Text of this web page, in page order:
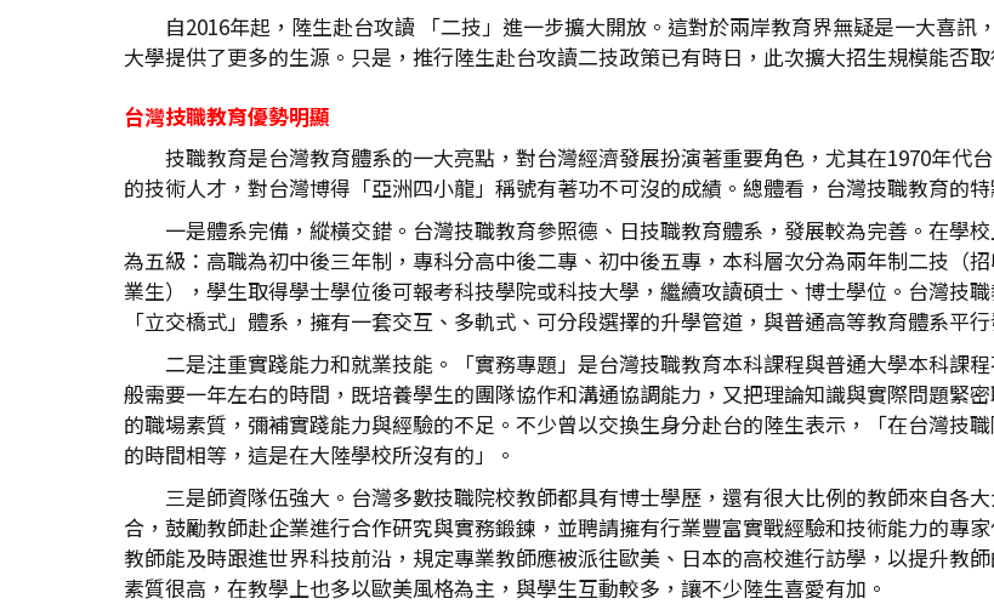
自2016年起，陸生赴台攻讀 「二技」進一步擴大開放。這對於兩岸教育界無疑是一大喜
大學提供了更多的生源。只是，推行陸生赴台攻讀二技政策已有時日，此次擴大招生規模能否
台灣技職教育優勢明顯
技職教育是台灣教育體系的一大亮點，對台灣經濟發展扮演著重要角色，尤其在1970年代
的技術人才，對台灣博得「亞洲四小龍」稱號有著功不可沒的成績。總體看，台灣技職教育的特
一是體系完備，縱橫交錯。台灣技職教育參照德、日技職教育體系，發展較為完善。在學
為五級：高職為初中後三年制，專科分高中後二專、初中後五專，本科層次分為兩年制二技（
業生），學生取得學士學位後可報考科技學院或科技大學，繼續攻讀碩士、博士學位。台灣技
「立交橋式」體系，擁有一套交互、多軌式、可分段選擇的升學管道，與普通高等教育體系平
二是注重實踐能力和就業技能。「實務專題」是台灣技職教育本科課程與普通大學本科課
般需要一年左右的時間，既培養學生的團隊協作和溝通協調能力，又把理論知識與實際問題緊
的職場素質，彌補實踐能力與經驗的不足。不少曾以交換生身分赴台的陸生表示，「在台灣技
的時間相等，這是在大陸學校所沒有的」。
三是師資隊伍強大。台灣多數技職院校教師都具有博士學歷，還有很大比例的教師來自各
合，鼓勵教師赴企業進行合作研究與實務鍛鍊，並聘請擁有行業豐富實戰經驗和技術能力的專
教師能及時跟進世界科技前沿，規定專業教師應被派往歐美、日本的高校進行訪學，以提升教
素質很高，在教學上也多以歐美風格為主，與學生互動較多，讓不少陸生喜愛有加。